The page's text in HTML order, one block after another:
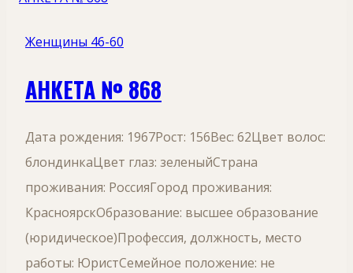
Женщины 46-60
АНКЕТА № 868
Дата рождения: 1967Рост: 156Вес: 62Цвет волос:
блондинкаЦвет глаз: зеленыйСтрана
проживания: РоссияГород проживания:
КрасноярскОбразование: высшее образование
(юридическое)Профессия, должность, место
работы: ЮристСемейное положение: не